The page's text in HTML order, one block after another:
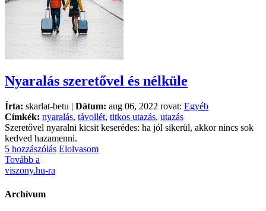
Nyaralás szeretővel és nélküle
Írta: skarlat-betu | Dátum: aug 06, 2022 rovat: Egyéb
Címkék: nyaralás, távollét, titkos utazás, utazás
Szeretővel nyaralni kicsit keserédes: ha jól sikerül, akkor nincs sok
kedved hazamenni.
5 hozzászólás Elolvasom
Tovább a
viszony.hu-ra
Archívum